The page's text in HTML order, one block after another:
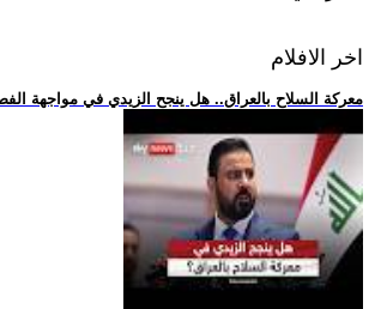
اخر الافلام
.. معركة السلاح بالعراق.. هل ينجح الزيدي في مواجهة